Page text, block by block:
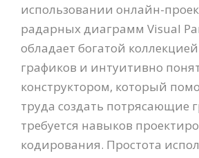
использовании онлайн-
радарных диаграмм Visual
обладает богатой
графиков и интуитивно
конструктором, который
труда создать потрясающие
требуется навыков
кодирования. Простота